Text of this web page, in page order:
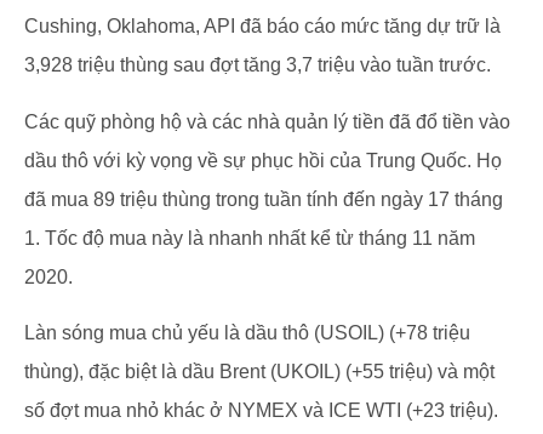
Cushing, Oklahoma, API đã báo cáo mức tăng dự trữ là
3,928 triệu thùng sau đợt tăng 3,7 triệu vào tuần trước.
Các quỹ phòng hộ và các nhà quản lý tiền đã đổ tiền vào
dầu thô với kỳ vọng về sự phục hồi của Trung Quốc. Họ
đã mua 89 triệu thùng trong tuần tính đến ngày 17 tháng
1. Tốc độ mua này là nhanh nhất kể từ tháng 11 năm
2020.
Làn sóng mua chủ yếu là dầu thô (USOIL) (+78 triệu
thùng), đặc biệt là dầu Brent (UKOIL) (+55 triệu) và một
số đợt mua nhỏ khác ở NYMEX và ICE WTI (+23 triệu).